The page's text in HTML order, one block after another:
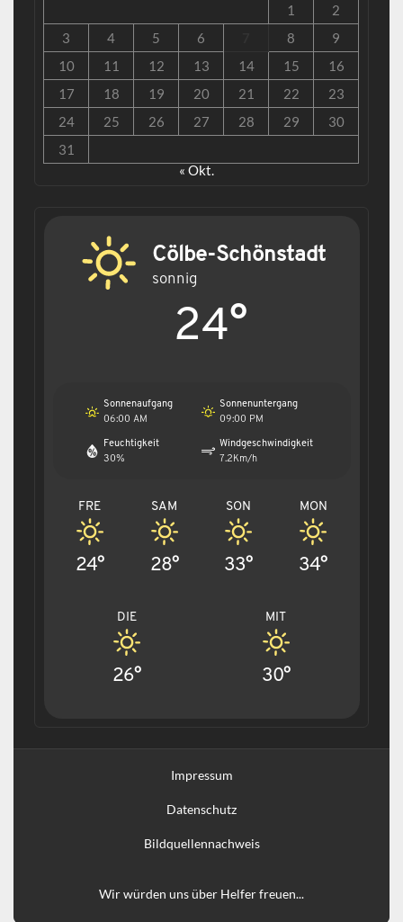
1
2
3
4 5 6 8
9
10
11 12 13 14 15
16
17
18 19 20 21 22
23
24
25 26 27 28 29
30
31
« Okt.
Cölbe-Schönstadt
sonnig
24°
Sonnenaufgang
06:00 AM
Sonnenuntergang
09:00 PM
Feuchtigkeit
30%
Windgeschwindigkeit
7.2Km/h
FRE
24°
SAM
28°
SON
33°
MON
34°
DIE
26°
MIT
30°
Impressum
Datenschutz
Bildquellennachweis
Wir würden uns über Helfer freuen...